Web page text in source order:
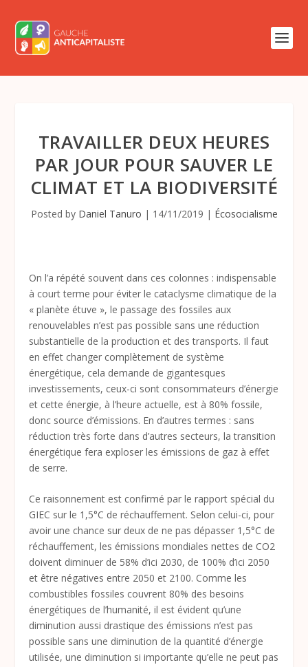
TRAVAILLER DEUX HEURES
PAR JOUR POUR SAUVER LE
CLIMAT ET LA BIODIVERSITÉ
Posted by Daniel Tanuro | 14/11/2019 | Écosocialisme
On l’a répété souvent dans ces colonnes : indispensable
à court terme pour éviter le cataclysme climatique de la
« planète étuve », le passage des fossiles aux
renouvelables n’est pas possible sans une réduction
substantielle de la production et des transports. Il faut
en effet changer complètement de système
énergétique, cela demande de gigantesques
investissements, ceux-ci sont consommateurs d’énergie
et cette énergie, à l’heure actuelle, est à 80% fossile,
donc source d’émissions. En d’autres termes : sans
réduction très forte dans d’autres secteurs, la transition
énergétique fera exploser les émissions de gaz à effet
de serre.
Ce raisonnement est confirmé par le rapport spécial du
GIEC sur le 1,5°C de réchauffement. Selon celui-ci, pour
avoir une chance sur deux de ne pas dépasser 1,5°C de
réchauffement, les émissions mondiales nettes de CO2
doivent diminuer de 58% d’ici 2030, de 100% d’ici 2050
et être négatives entre 2050 et 2100. Comme les
combustibles fossiles couvrent 80% des besoins
énergétiques de l’humanité, il est évident qu’une
diminution aussi drastique des émissions n’est pas
possible sans une diminution de la quantité d’énergie
utilisée, une diminution si importante qu’elle ne peut pas